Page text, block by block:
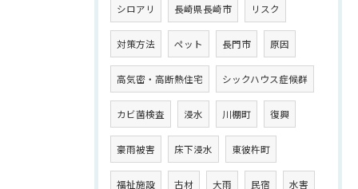
シロアリ 長崎県長崎市 リスク
対策方法 ペット 長門市 原因
高気密・高断熱住宅 シックハウス症候群
カビ菌検査 浸水 川棚町 復興
豪雨被害 床下浸水 東彼杵町
福祉施設 古材 大雨 民宿 水害